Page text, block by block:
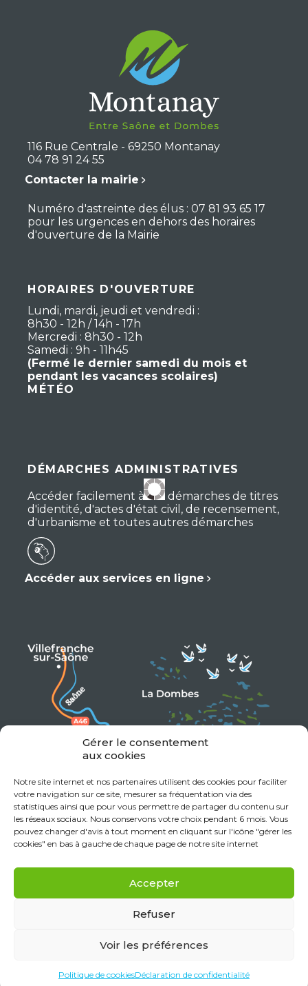
Gérer le consentement
aux cookies
Notre site internet et nos partenaires utilisent des cookies pour faciliter
votre navigation sur ce site, mesurer sa fréquentation via des
statistiques ainsi que pour vous permettre de partager du contenu sur
les réseaux sociaux. Nous conservons votre choix pendant 6 mois. Vous
pouvez changer d'avis à tout moment en cliquant sur l'icône "gérer les
cookies" en bas à gauche de chaque page de notre site internet
Accepter
Refuser
Voir les préférences
Politique de cookiesDéclaration de confidentialité
116 Rue Centrale - 69250 Montanay
04 78 91 24 55
Contacter la mairie
Numéro d'astreinte des élus : 07 81 93 65 17
pour les urgences en dehors des horaires
d'ouverture de la Mairie
HORAIRES D'OUVERTURE
Lundi, mardi, jeudi et vendredi :
8h30 - 12h / 14h - 17h
Mercredi : 8h30 - 12h
Samedi : 9h - 11h45
(Fermé le dernier samedi du mois et
pendant les vacances scolaires)
MÉTÉO
DÉMARCHES ADMINISTRATIVES
Accéder facilement à vos démarches de titres
d'identité, d'actes d'état civil, de recensement,
d'urbanisme et toutes autres démarches
Accéder aux services en ligne
Mentions Légales
Données personnelles
Réalisation Monclocher.com